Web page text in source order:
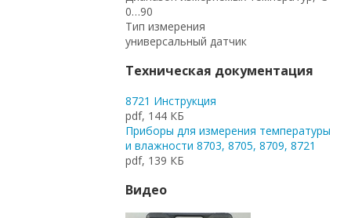
0…90
Тип измерения
универсальный датчик
Техническая документация
8721 Инструкция
pdf, 144 КБ
Приборы для измерения температуры
и влажности 8703, 8705, 8709, 8721
pdf, 139 КБ
Видео